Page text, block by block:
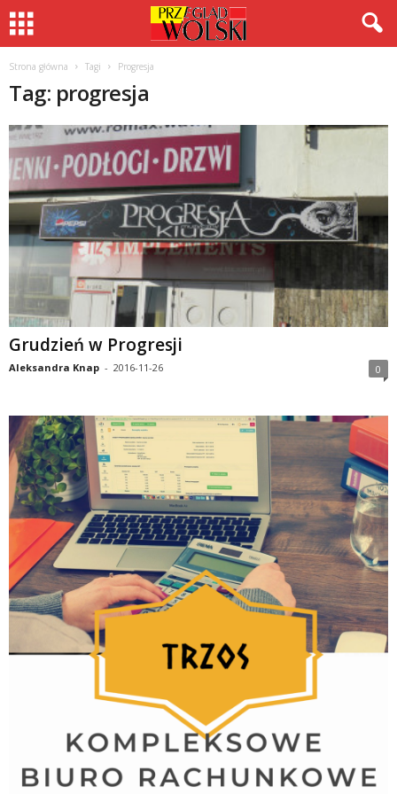
Strona główna Tagi Progresja
Tag: progresja
Grudzień w Progresji
Aleksandra Knap - 2016-11-26 0